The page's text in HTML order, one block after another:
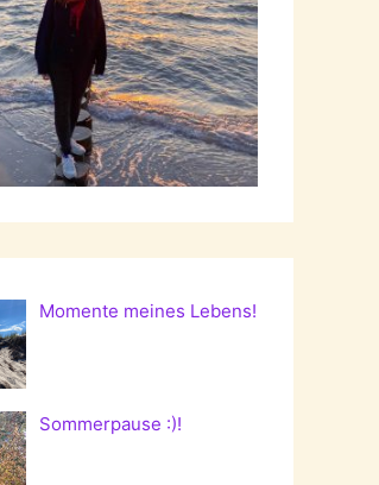
Momente meines Lebens!
Sommerpause :)!